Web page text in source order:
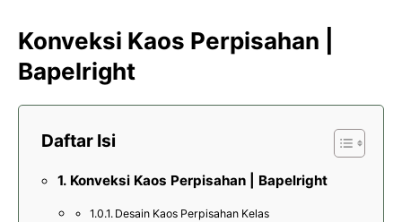
Konveksi Kaos Perpisahan |
Bapelright
Daftar Isi
Konveksi Kaos Perpisahan | Bapelright
Desain Kaos Perpisahan Kelas